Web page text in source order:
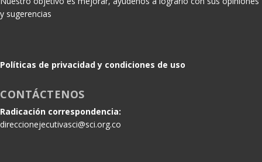
y sugerencias
Políticas de privacidad y condiciones de uso
CONTÁCTENOS
Radicación correspondencia:
direccionejecutivasci@sci.org.co